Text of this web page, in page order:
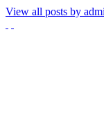
View all posts by